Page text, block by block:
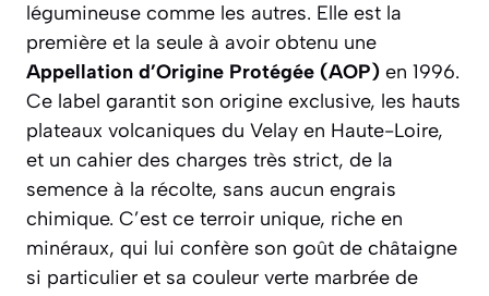
légumineuse comme les autres. Elle est la
première et la seule à avoir obtenu une
Appellation d’Origine Protégée (AOP) en 1996.
Ce label garantit son origine exclusive, les hauts
plateaux volcaniques du Velay en Haute-Loire,
et un cahier des charges très strict, de la
semence à la récolte, sans aucun engrais
chimique. C’est ce terroir unique, riche en
minéraux, qui lui confère son goût de châtaigne
si particulier et sa couleur verte marbrée de